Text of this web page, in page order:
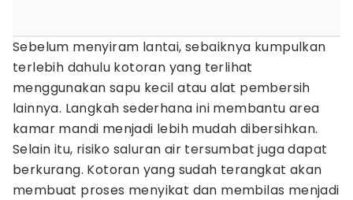
Sebelum menyiram lantai, sebaiknya kumpulkan
terlebih dahulu kotoran yang terlihat
menggunakan sapu kecil atau alat pembersih
lainnya. Langkah sederhana ini membantu area
kamar mandi menjadi lebih mudah dibersihkan.
Selain itu, risiko saluran air tersumbat juga dapat
berkurang. Kotoran yang sudah terangkat akan
membuat proses menyikat dan membilas menjadi